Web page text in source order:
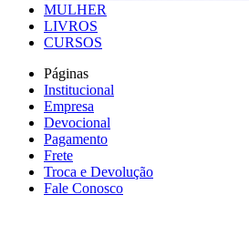
MULHER
LIVROS
CURSOS
Páginas
Institucional
Empresa
Devocional
Pagamento
Frete
Troca e Devolução
Fale Conosco